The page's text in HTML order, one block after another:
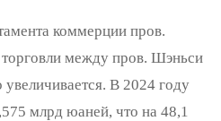
коммерции пров.
между пров. Шэньси
В 2024 году
млрд юаней, что на 48,1